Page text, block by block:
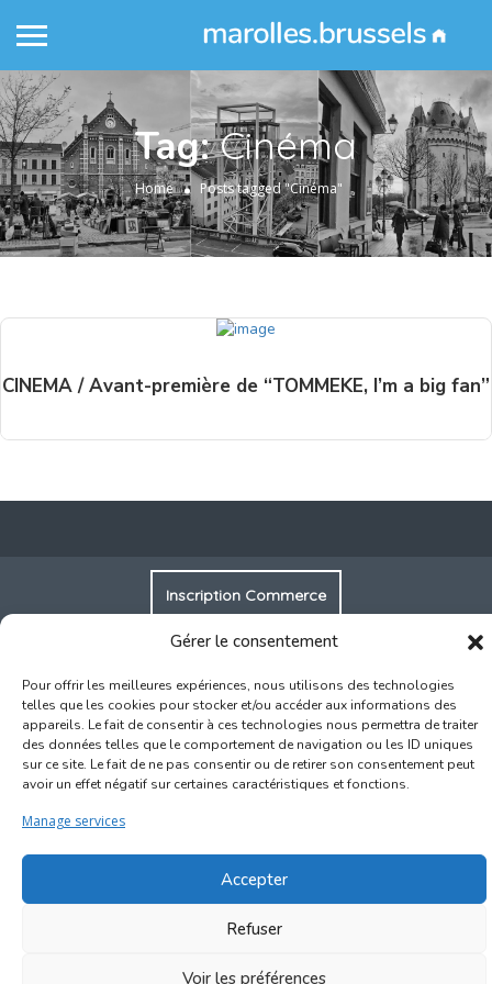
Gérer le consentement
Pour offrir les meilleures expériences, nous utilisons des technologies
telles que les cookies pour stocker et/ou accéder aux informations des
appareils. Le fait de consentir à ces technologies nous permettra de traiter
des données telles que le comportement de navigation ou les ID uniques
sur ce site. Le fait de ne pas consentir ou de retirer son consentement peut
avoir un effet négatif sur certaines caractéristiques et fonctions.
Manage services
Accepter
Refuser
Voir les préférences
Tag:Cinéma
Home Posts tagged "Cinéma"
CINEMA / Avant-première de “TOMMEKE, I’m a big fan”
Inscription Commerce
Association des Commerçants du Quartier Bruegel et des
Rue Haute 77 - 1000 Bruxelles
©2017-2026Marolles.brussels • Contact us →
ascombrueg@outlook.com